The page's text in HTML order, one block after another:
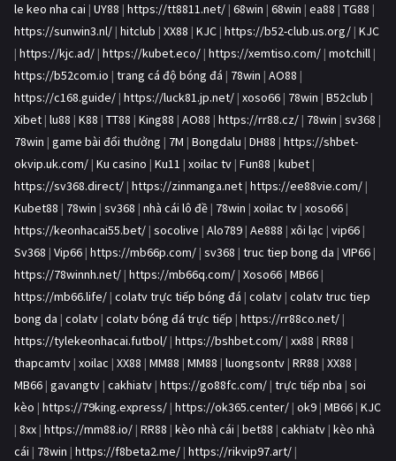
le keo nha cai | UY88 | https://tt8811.net/ | 68win | 68win | ea88 | TG88 |
https://sunwin3.nl/ | hitclub | XX88 | KJC | https://b52-club.us.org/ | KJC
| https://kjc.ad/ | https://kubet.eco/ | https://xemtiso.com/ | motchill |
https://b52com.io | trang cá độ bóng đá | 78win | AO88 |
https://c168.guide/ | https://luck81.jp.net/ | xoso66 | 78win | B52club |
Xibet | lu88 | K88 | TT88 | King88 | AO88 | https://rr88.cz/ | 78win | sv368 |
78win | game bài đổi thưởng | 7M | Bongdalu | DH88 | https://shbet-
okvip.uk.com/ | Ku casino | Ku11 | xoilac tv | Fun88 | kubet |
https://sv368.direct/ | https://zinmanga.net | https://ee88vie.com/ |
Kubet88 | 78win | sv368 | nhà cái lô đề | 78win | xoilac tv | xoso66 |
https://keonhacai55.bet/ | socolive | Alo789 | Ae888 | xôi lạc | vip66 |
Sv368 | Vip66 | https://mb66p.com/ | sv368 | truc tiep bong da | VIP66 |
https://78winnh.net/ | https://mb66q.com/ | Xoso66 | MB66 |
https://mb66.life/ | colatv trực tiếp bóng đá | colatv | colatv truc tiep
bong da | colatv | colatv bóng đá trực tiếp | https://rr88co.net/ |
https://tylekeonhacai.futbol/ | https://bshbet.com/ | xx88 | RR88 |
thapcamtv | xoilac | XX88 | MM88 | MM88 | luongsontv | RR88 | XX88 |
MB66 | gavangtv | cakhiatv | https://go88fc.com/ | trực tiếp nba | soi
kèo | https://79king.express/ | https://ok365.center/ | ok9 | MB66 | KJC
| 8xx | https://mm88.io/ | RR88 | kèo nhà cái | bet88 | cakhiatv | kèo nhà
cái | 78win | https://f8beta2.me/ | https://rikvip97.art/ |